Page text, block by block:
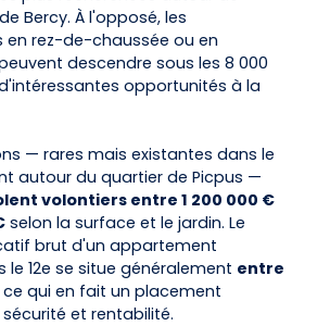
Bercy. À l'opposé, les
rez-de-chaussée ou en
descendre sous les 8 000
opportunités à la
— rares mais existantes dans le
autour du quartier de Picpus —
volontiers entre 1 200 000 €
selon la surface et le jardin. Le
brut d'un appartement
le 12e se situe généralement entre
ce qui en fait un placement
et rentabilité.